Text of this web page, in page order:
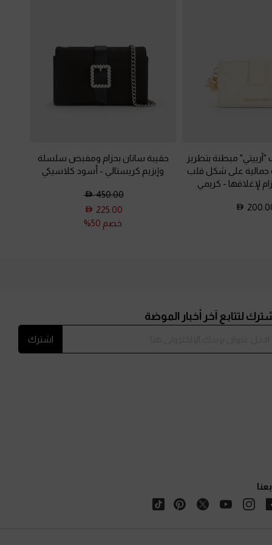
مبطنة بتطريز
على شكل قلب
لإغلاقها - كريمي
حقيبة ساتان بحزام ومقبض سلسلة
وإبزيم كريستالي - أسود كلاسيكي
450.00
225.00
خصم 50%
لتتابع آخر أخبار الموضة
اشترك